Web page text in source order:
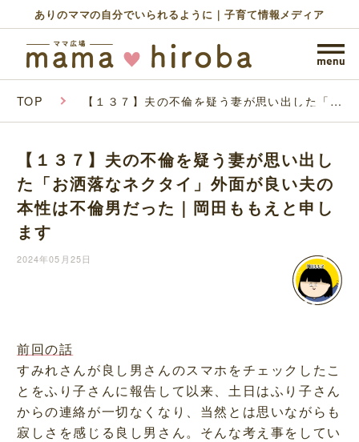
ありのママの自分でいられるように｜子育て情報メディア
TOP 【１３７】夫の不倫を疑う妻が思い出した「お
だった｜岡田ももえと申します
【１３７】夫の不倫を疑う妻が思い出し
た「お洒落なネクタイ」外面が良い夫の
本性は不倫男だった｜岡田ももえと申し
ます
2024年05月25日
前回の話
すみれさんが良し男さんのスマホをチェックしたこ
とをふり子さんに報告して以来、土日はふり子さん
からの連絡が一切なくなり、当然とは思いながらも
寂しさを感じる良し男さん。そんな考え事をしてい